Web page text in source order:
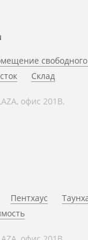
Склад
офис 201В.
Пентхаус